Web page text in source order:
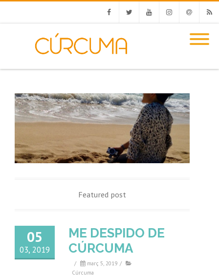
Email RSS
Featured post
05
03, 2019
ME DESPIDO DE
CÚRCUMA
/ març 5, 2019 /
Cúrcuma